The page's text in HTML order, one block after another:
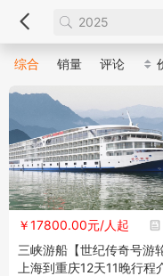
综合 销量 评论
￥17800.00元/人起
三峡游船【世纪传奇号游轮
上海到重庆12天11晚行程